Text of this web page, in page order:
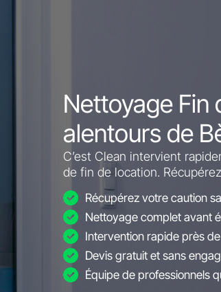
Nettoyage Fin
alentours de
C’est Clean intervient
de fin de location.
Récupérez votre caution
Nettoyage complet avant
Intervention rapide près
Devis gratuit et sans
Équipe de professionnels